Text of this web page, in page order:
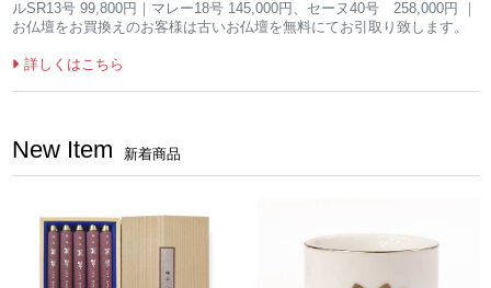
ルSR13号 99,800円｜マレー18号 145,000円、セーヌ40号 258,000円 ｜
お仏壇をお買換えのお客様は古いお仏壇を無料にてお引取り致します。
詳しくはこちら
New Item 新着商品